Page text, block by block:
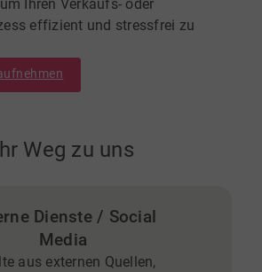
Ihren Verkaufs- oder
effizient und stressfrei zu
Weg zu uns
Dienste / Social
Media
aus externen Quellen,